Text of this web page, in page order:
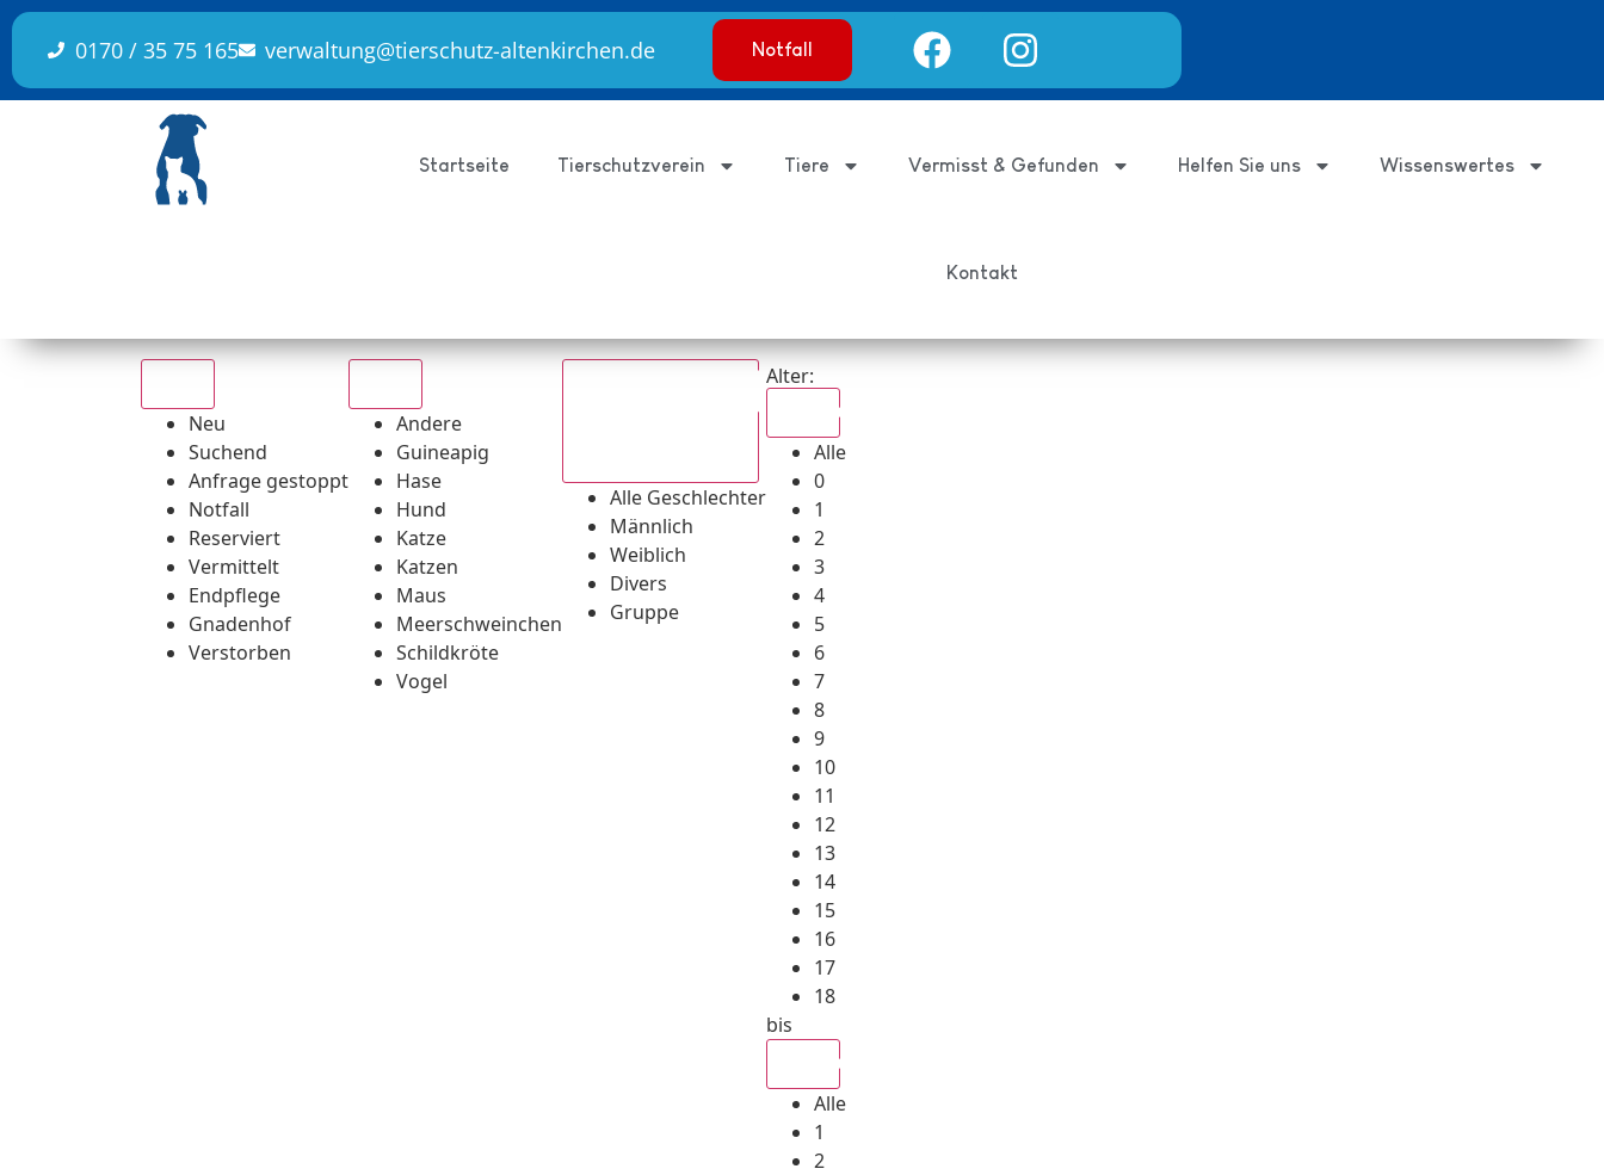
springen
0170 / 35 75 165 verwaltung@tierschutz-altenkirchen.de Notfall
Startseite Tierschutzverein Tiere Vermisst & Gefunden Helfen Sie uns Wissenswertes
Kontakt
Neu
Suchend
Anfrage gestoppt
Notfall
Reserviert
Vermittelt
Endpflege
Gnadenhof
Verstorben
Andere
Guineapig
Hase
Hund
Katze
Katzen
Maus
Meerschweinchen
Schildkröte
Vogel
Alle Geschlechter
Männlich
Weiblich
Divers
Gruppe
Alter:
Alle
0
1
2
3
4
5
6
7
8
9
10
11
12
13
14
15
16
17
18
bis
Alle
1
2